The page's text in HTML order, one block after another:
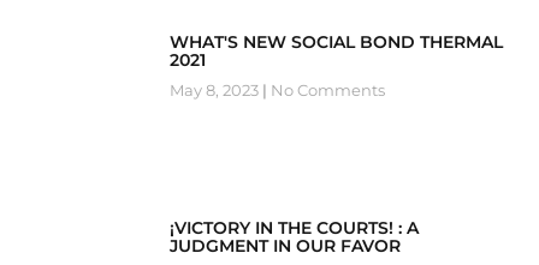
WHAT'S NEW SOCIAL BOND THERMAL
2021
May 8, 2023 No Comments
¡VICTORY IN THE COURTS! : A
JUDGMENT IN OUR FAVOR